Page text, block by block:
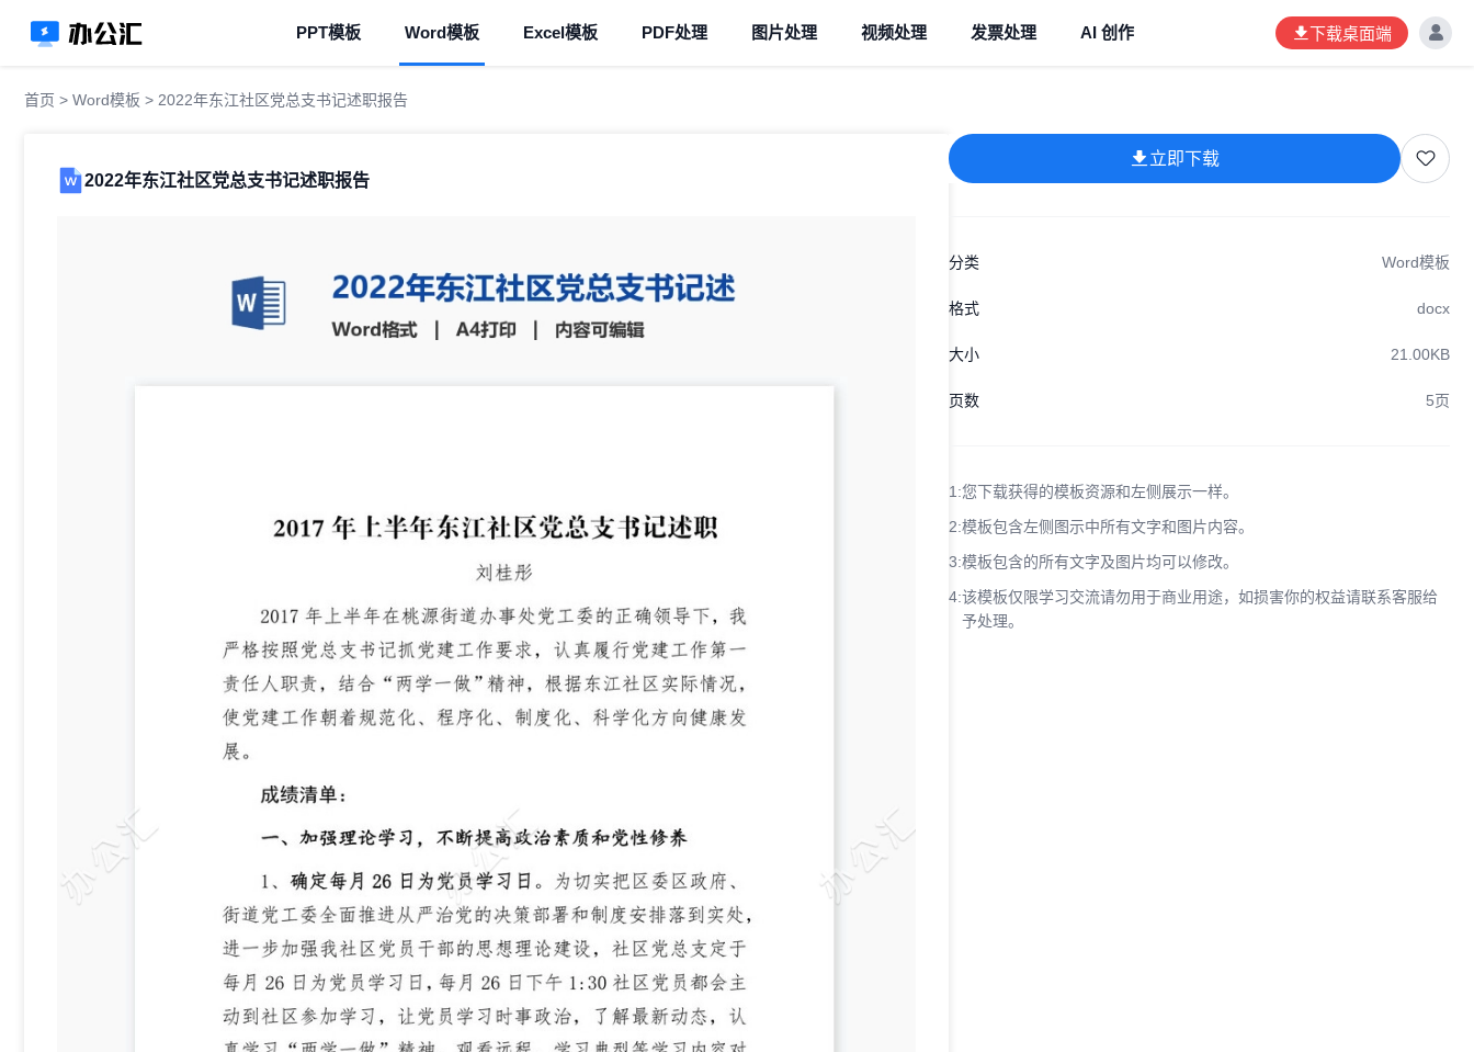
PPT模板 Word模板 Excel模板 PDF处理 图片处理 视频处理 发票处理 AI 创作 下载桌面端
首页 > Word模板 > 2022年东江社区党总支书记述职报告
2022年东江社区党总支书记述职报告
立即下载
分类 Word模板
格式 docx
大小 21.00KB
页数 5页
1:您下载获得的模板资源和左侧展示一样。
2:模板包含左侧图示中所有文字和图片内容。
3:模板包含的所有文字及图片均可以修改。
4:该模板仅限学习交流请勿用于商业用途，如损害你的权益请联系客服给
予处理。